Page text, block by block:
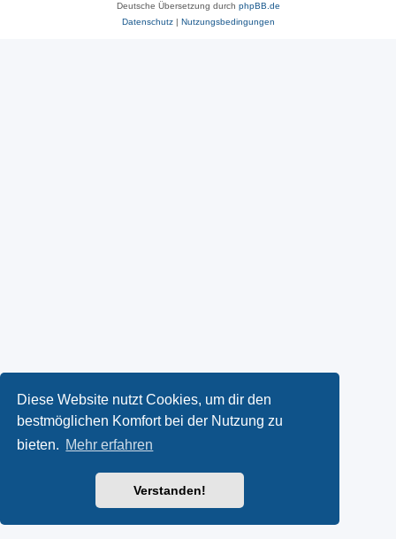
Diese Website nutzt Cookies, um dir den
bestmöglichen Komfort bei der Nutzung zu
bieten. Mehr erfahren
Verstanden!
Deutsche Übersetzung durch phpBB.de
Datenschutz| Nutzungsbedingungen